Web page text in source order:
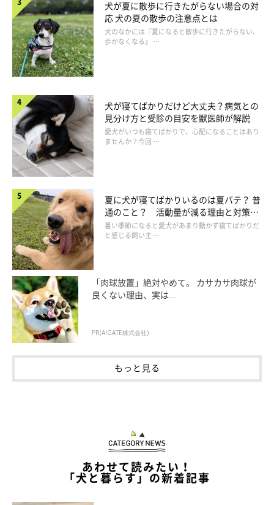
ーー嫉妬深くなりやすいコの特徴はありますか？
獣医師：
「飼い主さんから一身に愛情を受けて依存心の強いコ、飼い主さ
んへの独占欲の強いコ、自分の順位を気にするコ、ということが
挙げられるでしょう。
また、これまで飼い主さんを独り占めしていた
活』に、新入りの犬が来た場合も嫉妬が起きやすいですね」
犬が夏に散歩に行きたがらない場合の対
応 犬の夏の散歩の注意点とは
犬のなかには『夏になると散歩に行きたがらない、
歩かなくなる』 …
犬が寝てばかりだけど大丈夫？病気との
見分け方と受診の目安を獣医師が解説
愛犬がいつも寝てばかりで、心配になることはあり
ませんか？今回 …
夏に犬が寝てばかりいるのは夏バテ？ 普
通のこと？ 活動量が減る理由と対策と
は
暑い季節になると愛犬があまり動かず寝てばかりだ
と感じる飼い主 …
「肉球放置」絶対やめて。 カサカサ肉球が
良くない理由、実は...
PR(AIGATE株式会社)
もっと見る
あわせて読みたい！
「犬と暮らす」の新着記事